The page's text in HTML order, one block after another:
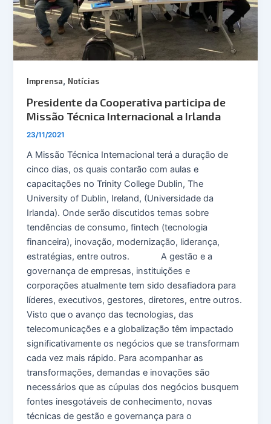
Imprensa, Notícias
Presidente da Cooperativa participa de
Missão Técnica Internacional a Irlanda
23/11/2021
A Missão Técnica Internacional terá a duração de
cinco dias, os quais contarão com aulas e
capacitações no Trinity College Dublin, The
University of Dublin, Ireland, (Universidade da
Irlanda). Onde serão discutidos temas sobre
tendências de consumo, fintech (tecnologia
financeira), inovação, modernização, liderança,
estratégias, entre outros. A gestão e a
governança de empresas, instituições e
corporações atualmente tem sido desafiadora para
líderes, executivos, gestores, diretores, entre outros.
Visto que o avanço das tecnologias, das
telecomunicações e a globalização têm impactado
significativamente os negócios que se transformam
cada vez mais rápido. Para acompanhar as
transformações, demandas e inovações são
necessários que as cúpulas dos negócios busquem
fontes inesgotáveis de conhecimento, novas
técnicas de gestão e governança para o